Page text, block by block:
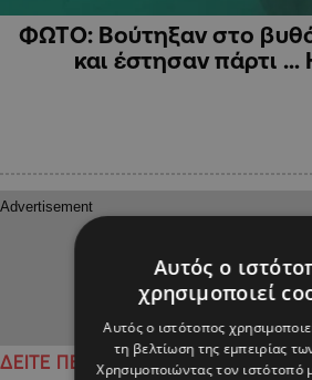
ΦΩΤΟ: Βούτηξαν στο
και έστησαν πάρτι …
ΔΕΙΤΕ ΠΕΡΙΣΣΟΤΕΡΑ
Αυτός ο
χρησιμοποιεί
Αυτός ο ιστότοπος
τη βελτίωση της εμπειρίας
Χρησιμοποιώντας τον ιστότοπό